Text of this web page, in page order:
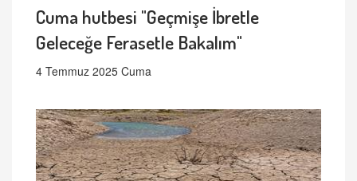
Cuma hutbesi "Geçmişe İbretle
Geleceğe Ferasetle Bakalım"
4 Temmuz 2025 Cuma